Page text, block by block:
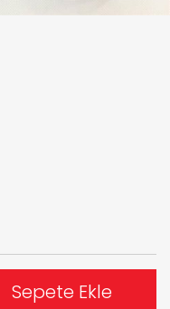
Sepete Ekle